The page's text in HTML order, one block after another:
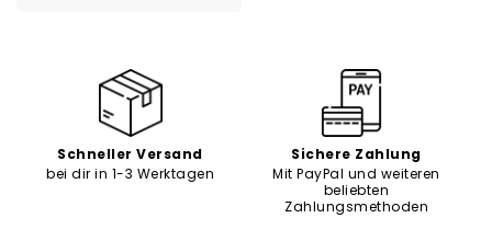
Schneller Versand
bei dir in 1-3 Werktagen
Sichere Zahlung
Mit PayPal und weiteren
beliebten
Zahlungsmethoden